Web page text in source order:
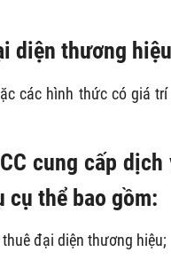
diện thương hiệu
các hình thức có giá
cung cấp
cụ thể bao gồm:
đại diện thương hiệu;